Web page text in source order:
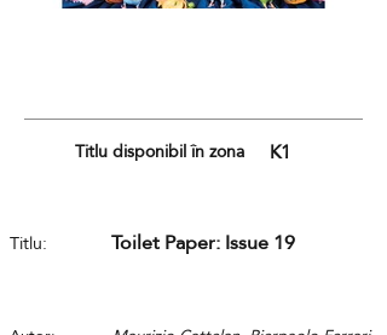
Titlu disponibil în zona K1
Titlu: Toilet Paper: Issue 19